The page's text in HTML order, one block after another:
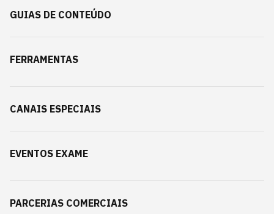
GUIAS DE CONTEÚDO
FERRAMENTAS
CANAIS ESPECIAIS
EVENTOS EXAME
PARCERIAS COMERCIAIS